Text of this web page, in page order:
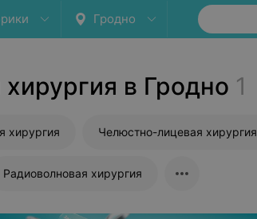
Гродно
в Гродно 1
хирургия Челюстно-лицевая хирургия
Радиоволновая хирургия